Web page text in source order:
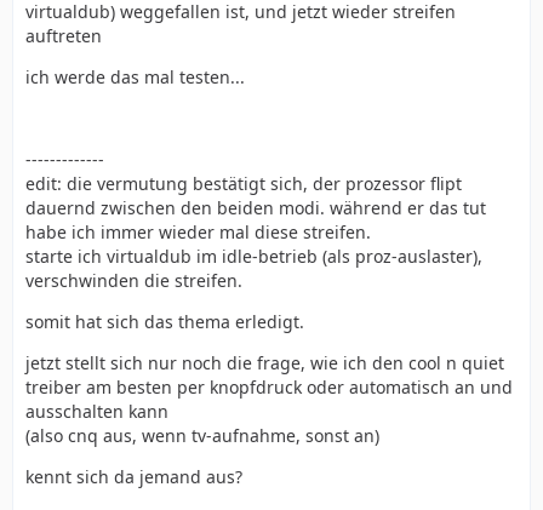
virtualdub) weggefallen ist, und jetzt wieder streifen
auftreten
ich werde das mal testen...
-------------
edit: die vermutung bestätigt sich, der prozessor flipt
dauernd zwischen den beiden modi. während er das tut
habe ich immer wieder mal diese streifen.
starte ich virtualdub im idle-betrieb (als proz-auslaster),
verschwinden die streifen.
somit hat sich das thema erledigt.
jetzt stellt sich nur noch die frage, wie ich den cool n quiet
treiber am besten per knopfdruck oder automatisch an und
ausschalten kann
(also cnq aus, wenn tv-aufnahme, sonst an)
kennt sich da jemand aus?